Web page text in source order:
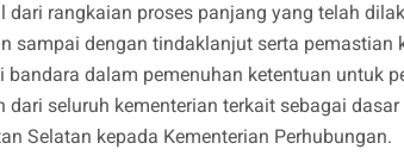
rangkaian proses panjang yang telah
sampai dengan tindaklanjut serta pemastian
dalam pemenuhan ketentuan untuk
dari seluruh kementerian terkait sebagai
Selatan kepada Kementerian Perhubungan.